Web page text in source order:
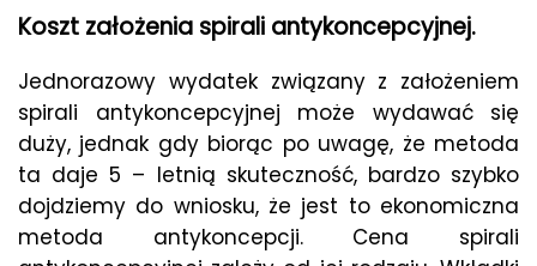
Koszt założenia spirali antykoncepcyjnej.
Jednorazowy wydatek związany z założeniem
spirali antykoncepcyjnej może wydawać się
duży, jednak gdy biorąc po uwagę, że metoda
ta daje 5 – letnią skuteczność, bardzo szybko
dojdziemy do wniosku, że jest to ekonomiczna
metoda antykoncepcji. Cena spirali